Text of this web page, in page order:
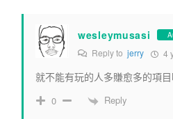
wesleymusasi
Reply to jerry 4
就不能有玩的人多賺愈多的項
0 Reply